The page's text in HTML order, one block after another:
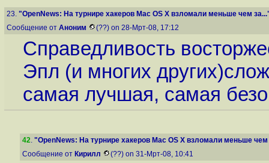
23. "OpenNews: На турнире хакеров Mac OS X взломали меньше чем
Сообщение от Аноним (??) on 28-Мрт-08, 17:12
Справедливость
Эпл (и многих
самая лучшая, самая
42. "OpenNews: На турнире хакеров Mac OS X взломали меньше чем
Сообщение от Кирилл (??) on 31-Мрт-08, 10:41